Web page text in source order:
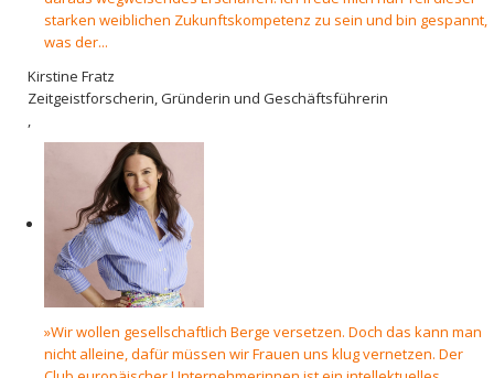
starken weiblichen Zukunftskompetenz zu sein und bin gespannt,
was der...
Kirstine Fratz
Zeitgeistforscherin, Gründerin und Geschäftsführerin
,
»Wir wollen gesellschaftlich Berge versetzen. Doch das kann man
nicht alleine, dafür müssen wir Frauen uns klug vernetzen. Der